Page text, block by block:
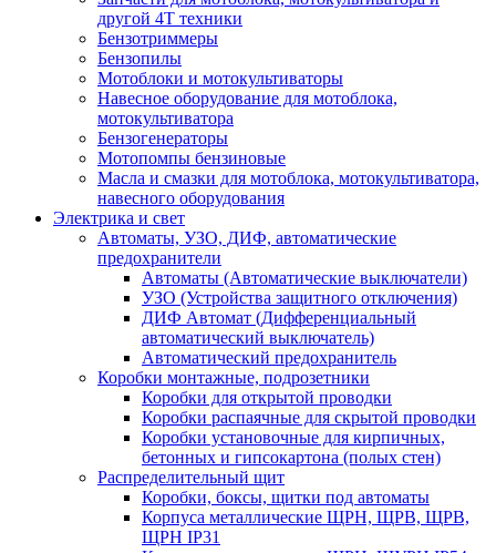
другой 4Т техники
Бензотриммеры
Бензопилы
Мотоблоки и мотокультиваторы
Навесное оборудование для мотоблока,
мотокультиватора
Бензогенераторы
Мотопомпы бензиновые
Масла и смазки для мотоблока, мотокультиватора,
навесного оборудования
Электрика и свет
Автоматы, УЗО, ДИФ, автоматические
предохранители
Автоматы (Автоматические выключатели)
УЗО (Устройства защитного отключения)
ДИФ Автомат (Дифференциальный
автоматический выключатель)
Автоматический предохранитель
Коробки монтажные, подрозетники
Коробки для открытой проводки
Коробки распаячные для скрытой проводки
Коробки установочные для кирпичных,
бетонных и гипсокартона (полых стен)
Распределительный щит
Коробки, боксы, щитки под автоматы
Корпуса металлические ЩРН, ЩРВ, ЩРВ,
ЩРН IP31